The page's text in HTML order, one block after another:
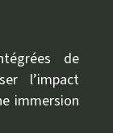
de
l’impact
immersion